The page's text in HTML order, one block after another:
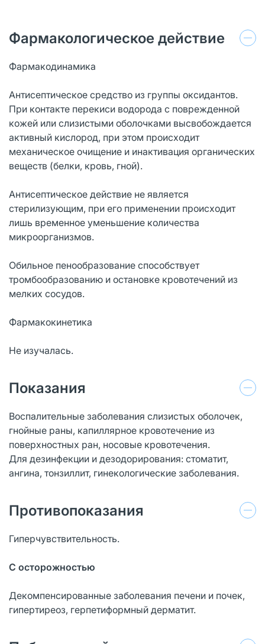
Фармакологическое действие
Фармакодинамика
Антисептическое средство из группы оксидантов.
При контакте перекиси водорода с поврежденной
кожей или слизистыми оболочками высвобождается
активный кислород, при этом происходит
механическое очищение и инактивация органических
веществ (белки, кровь, гной).
Антисептическое действие не является
стерилизующим, при его применении происходит
лишь временное уменьшение количества
микроорганизмов.
Обильное пенообразование способствует
тромбообразованию и остановке кровотечений из
мелких сосудов.
Фармакокинетика
Не изучалась.
Показания
Воспалительные заболевания слизистых оболочек,
гнойные раны, капиллярное кровотечение из
поверхностных ран, носовые кровотечения.
Для дезинфекции и дезодорирования: стоматит,
ангина, тонзиллит, гинекологические заболевания.
Противопоказания
Гиперчувствительность.
С осторожностью
Декомпенсированные заболевания печени и почек,
гипертиреоз, герпетиформный дерматит.